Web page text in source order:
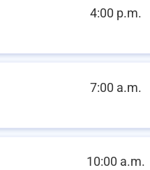
4:00 p.m.
7:00 a.m.
10:00 a.m.